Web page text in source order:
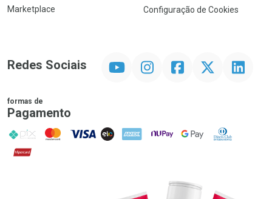
Marketplace
Configuração de Cookies
Redes Sociais InstagramFacebookTwitter Linkedin
formas de
Pagamento
PIX MasterCard
VISA ELO AMEX NuPay Google PayDiners Club
Hipercard
Promoção em Destaque